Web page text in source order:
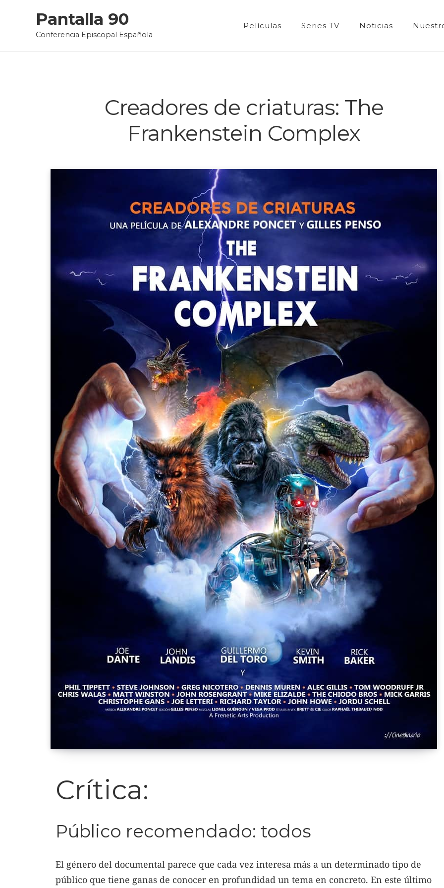
Pantalla 90
Conferencia Episcopal Española
Películas Series TV Noticias
Creadores de criaturas: The
Frankenstein Complex
Crítica:
Público recomendado: todos
El género del documental parece que cada vez interesa más a un determinado tipo de
público que tiene ganas de conocer en profundidad un tema en concreto. En este último